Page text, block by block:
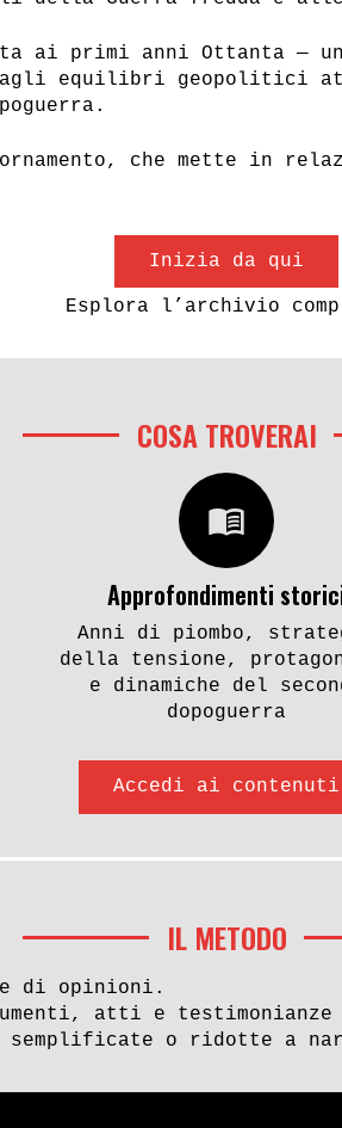
ai primi anni Ottanta —
agli equilibri geopolitici
che mette in
Inizia da qui
Esplora l’archivio
COSA TROVERAI
menu_book
Approfondimenti
Anni di piombo,
della tensione,
e dinamiche del
dopoguerra
Accedi ai contenuti
IL METODO
di opinioni.
atti e
semplificate o ridotte a